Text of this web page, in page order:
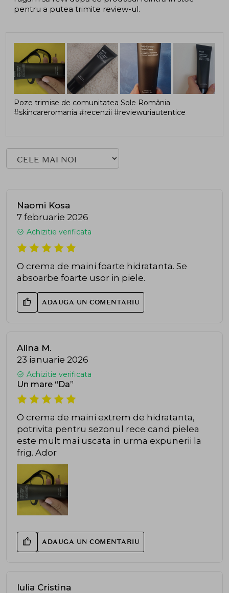
pentru a putea trimite review-ul.
Poze trimise de comunitatea Sole România
#skincareromania #recenzii #reviewuriautentice
Naomi Kosa
7 februarie 2026
Achizitie verificata
O crema de maini foarte hidratanta. Se
absoarbe foarte usor in piele.
ADAUGA UN COMENTARIU
Alina M.
23 ianuarie 2026
Achizitie verificata
Un mare “Da”
O crema de maini extrem de hidratanta,
potrivita pentru sezonul rece cand pielea
este mult mai uscata in urma expunerii la
frig. Ador
ADAUGA UN COMENTARIU
Iulia Cristina